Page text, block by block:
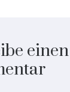
einen